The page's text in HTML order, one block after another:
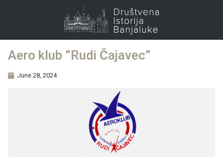
Aero klub ”Rudi Čajavec”
June 28, 2024